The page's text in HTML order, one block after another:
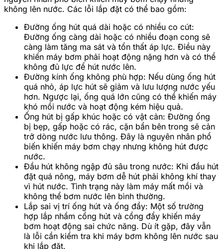
không lên nước. Các lỗi lắp đặt có thể bao gồm:
Đường ống hút quá dài hoặc có nhiều co cút:
Đường ống càng dài hoặc có nhiều đoạn cong sẽ
càng làm tăng ma sát và tổn thất áp lực. Điều này
khiến máy bơm phải hoạt động nặng hơn và có thể
không đủ lực để hút nước lên.
Đường kính ống không phù hợp: Nếu dùng ống hút
quá nhỏ, áp lực hút sẽ giảm và lưu lượng nước yếu
hơn. Ngược lại, ống quá lớn cũng có thể khiến máy
khó mồi nước và hoạt động kém hiệu quả.
Ống hút bị gấp khúc hoặc có vật cản: Đường ống
bị bẹp, gấp hoặc có rác, cặn bẩn bên trong sẽ cản
trở dòng nước lưu thông. Đây là nguyên nhân phổ
biến khiến máy bơm chạy nhưng không hút được
nước.
Đầu hút không ngập đủ sâu trong nước: Khi đầu hút
đặt quá nông, máy bơm dễ hút phải không khí thay
vì hút nước. Tình trạng này làm máy mất mồi và
không thể bơm nước lên bình thường.
Lắp sai vị trí ống hút và ống đẩy: Một số trường
hợp lắp nhầm cổng hút và cổng đẩy khiến máy
bơm hoạt động sai chức năng. Dù ít gặp, đây vẫn
là lỗi cần kiểm tra khi máy bơm không lên nước sau
khi lắp đặt.